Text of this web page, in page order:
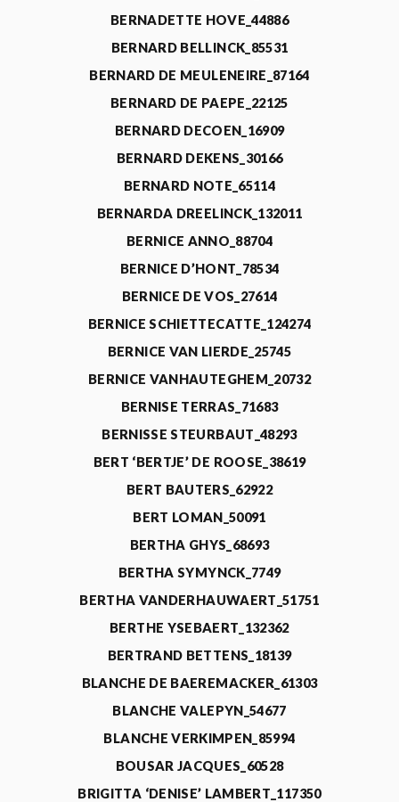
BERNADETTE HOVE_44886
BERNARD BELLINCK_85531
BERNARD DE MEULENEIRE_87164
BERNARD DE PAEPE_22125
BERNARD DECOEN_16909
BERNARD DEKENS_30166
BERNARD NOTE_65114
BERNARDA DREELINCK_132011
BERNICE ANNO_88704
BERNICE D’HONT_78534
BERNICE DE VOS_27614
BERNICE SCHIETTECATTE_124274
BERNICE VAN LIERDE_25745
BERNICE VANHAUTEGHEM_20732
BERNISE TERRAS_71683
BERNISSE STEURBAUT_48293
BERT ‘BERTJE’ DE ROOSE_38619
BERT BAUTERS_62922
BERT LOMAN_50091
BERTHA GHYS_68693
BERTHA SYMYNCK_7749
BERTHA VANDERHAUWAERT_51751
BERTHE YSEBAERT_132362
BERTRAND BETTENS_18139
BLANCHE DE BAEREMACKER_61303
BLANCHE VALEPYN_54677
BLANCHE VERKIMPEN_85994
BOUSAR JACQUES_60528
BRIGITTA ‘DENISE’ LAMBERT_117350